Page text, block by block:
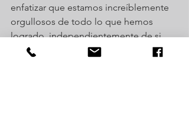
enfatizar que estamos increíblemente
orgullosos de todo lo que hemos
logrado, independientemente de si
ganamos medallas o no.